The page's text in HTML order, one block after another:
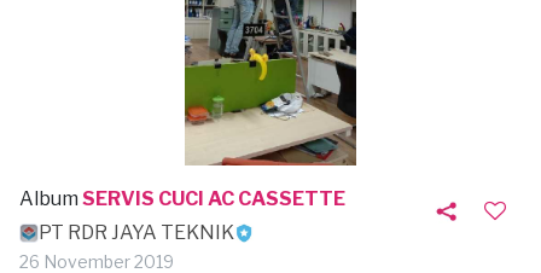
Album SERVIS CUCI AC CASSETTE
PT RDR JAYA TEKNIK
26 November 2019